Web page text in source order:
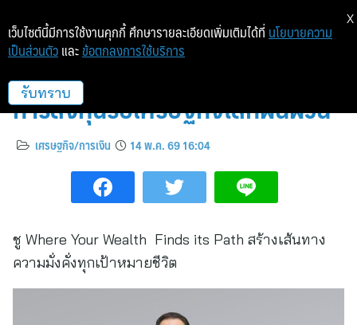
SCB WEALTH ปรับกลยุทธ์แนะนำ
การลงทุนรับเศรษฐกิจโลกผันผวน
เศรษฐกิจ/การเงิน 14 พ.ค. 69 16:04
ชู Where Your Wealth Finds its Path สร้างเส้นทาง
ความมั่งคั่งทุกเป้าหมายชีวิต
เว็บไซต์นี้มีการใช้งานคุกกี้ ศึกษารายละเอียดเพิ่มเติมได้ที่ นโยบายความ
เป็นส่วนตัว และ ข้อตกลงการใช้บริการ
รับทราบ
X